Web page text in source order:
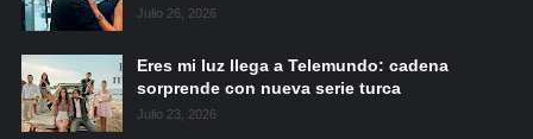
Julio 26, 2026
Eres mi luz llega a Telemundo: cadena
sorprende con nueva serie turca
Julio 23, 2026